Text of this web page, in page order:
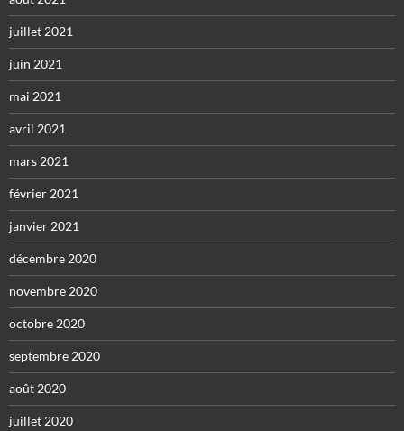
juillet 2021
juin 2021
mai 2021
avril 2021
mars 2021
février 2021
janvier 2021
décembre 2020
novembre 2020
octobre 2020
septembre 2020
août 2020
juillet 2020